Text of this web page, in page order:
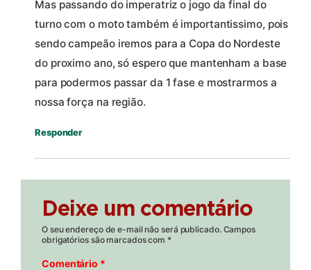
Mas passando do imperatriz o jogo da final do
turno com o moto também é importantissimo, pois
sendo campeão iremos para a Copa do Nordeste
do proximo ano, só espero que mantenham a base
para podermos passar da 1 fase e mostrarmos a
nossa força na região.
Responder
Deixe um comentário
O seu endereço de e-mail não será publicado. Campos
obrigatórios são marcados com *
Comentário *